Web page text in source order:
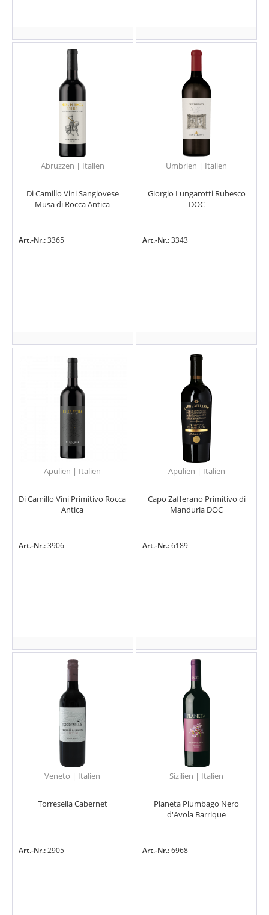
Abruzzen | Italien
Di Camillo Vini Sangiovese
Musa di Rocca Antica
Art.-Nr.:3365
Umbrien | Italien
Giorgio Lungarotti Rubesco
DOC
Art.-Nr.:3343
Apulien | Italien
Di Camillo Vini Primitivo Rocca
Antica
Art.-Nr.:3906
Apulien | Italien
Capo Zafferano Primitivo di
Manduria DOC
Art.-Nr.:6189
Veneto | Italien
Torresella Cabernet
Art.-Nr.:2905
Sizilien | Italien
Planeta Plumbago Nero
d'Avola Barrique
Art.-Nr.:6968